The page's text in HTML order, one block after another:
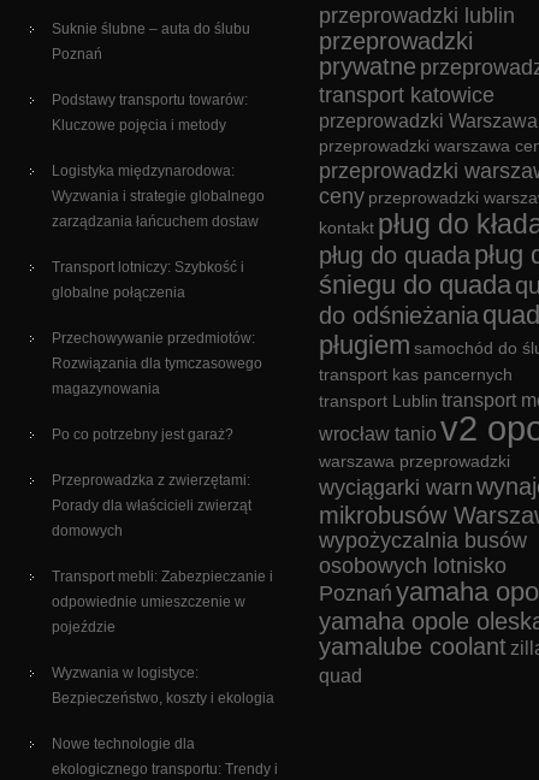
Suknie ślubne – auta do ślubu
Poznań
Podstawy transportu towarów:
Kluczowe pojęcia i metody
Logistyka międzynarodowa:
Wyzwania i strategie globalnego
zarządzania łańcuchem dostaw
Transport lotniczy: Szybkość i
globalne połączenia
Przechowywanie przedmiotów:
Rozwiązania dla tymczasowego
magazynowania
Po co potrzebny jest garaż?
Przeprowadzka z zwierzętami:
Porady dla właścicieli zwierząt
domowych
Transport mebli: Zabezpieczanie i
odpowiednie umieszczenie w
pojeździe
Wyzwania w logistyce:
Bezpieczeństwo, koszty i ekologia
Nowe technologie dla
ekologicznego transportu: Trendy i
przeprowadzki lublin
przeprowadzki
prywatne
transport katowice
przeprowadzki Warszawa
przeprowadzki warszawa
przeprowadzki
ceny przeprowadzki
kontakt pług do
pług do quada pług
śniegu do quada
do odśnieżania
pługiem samochód do
transport kas pancernych
transport Lublin transport
wrocław tanio v2
warszawa przeprowadzki
wyciągarki warn
mikrobusów
wypożyczalnia busów
osobowych lotnisko
Poznań yamaha
yamaha opole
yamalube coolant
quad